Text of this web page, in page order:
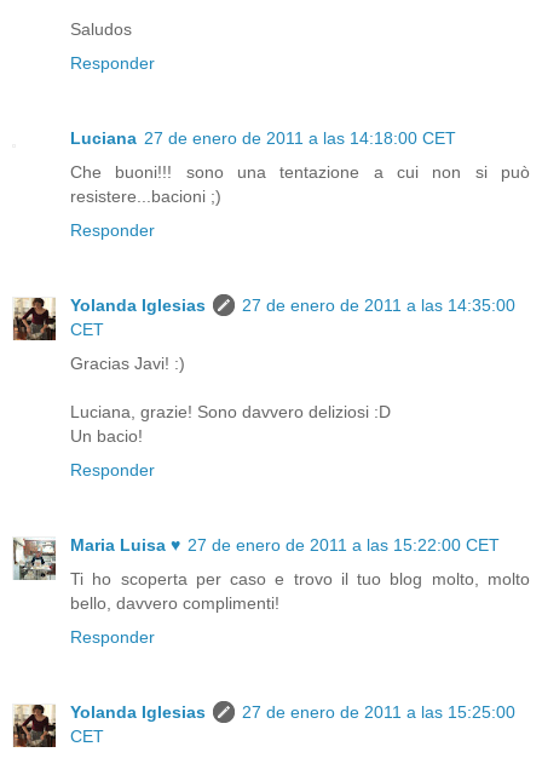
Saludos
Responder
Luciana 27 de enero de 2011 a las 14:18:00 CET
Che buoni!!! sono una tentazione a cui non si può
resistere...bacioni ;)
Responder
Yolanda Iglesias
27 de enero de 2011 a las 14:35:00
CET
Gracias Javi! :)
Luciana, grazie! Sono davvero deliziosi :D
Un bacio!
Responder
Maria Luisa ♥ 27 de enero de 2011 a las 15:22:00 CET
Ti ho scoperta per caso e trovo il tuo blog molto, molto
bello, davvero complimenti!
Responder
Yolanda Iglesias
27 de enero de 2011 a las 15:25:00
CET